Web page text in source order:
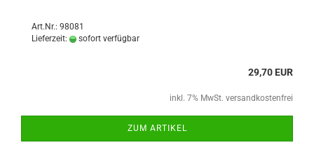
Art.Nr.: 98081
Lieferzeit:
sofort verfügbar
29,70 EUR
inkl. 7% MwSt. versandkostenfrei
ZUM ARTIKEL